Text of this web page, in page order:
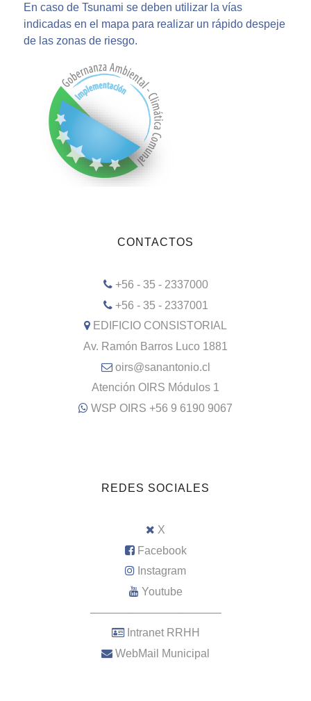
En caso de Tsunami se deben utilizar la vías
indicadas en el mapa para realizar un rápido despeje
de las zonas de riesgo.
CONTACTOS
+56 - 35 - 2337000
+56 - 35 - 2337001
EDIFICIO CONSISTORIAL
Av. Ramón Barros Luco 1881
oirs@sanantonio.cl
Atención OIRS Módulos 1
WSP OIRS +56 9 6190 9067
REDES SOCIALES
X
Facebook
Instagram
Youtube
–––––––––––––––––––––
Intranet RRHH
WebMail Municipal